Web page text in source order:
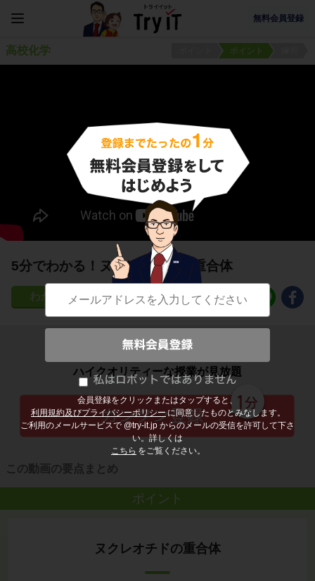
無料会員登録
会員登録をクリックまたはタップすると、
利用規約及びプライバシーポリシー に同意したものとみなします。
ご利用のメールサービスで @try-it.jp からのメールの受信を許可して下さ
い。詳しくは
こちら をご覧ください。
高校化学 ポイント
5分でわかる！ヌクレオチドの重合体
22
子どもの勉強から大人の学び直しまで
ハイクオリティーな授業が見放題
この動画の要点まとめ
ポイント
ヌクレオチドの重合体